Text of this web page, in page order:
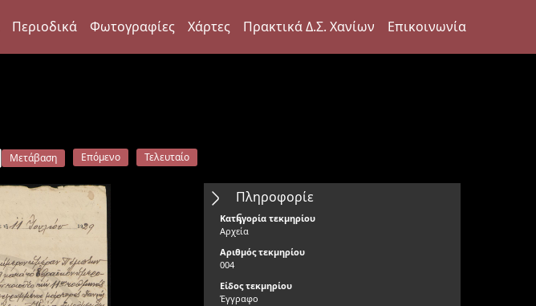
Περιοδικά Φωτογραφίες Χάρτες Πρακτικά Δ.Σ. Χανίων Επικοινωνία
Μετάβαση Επόμενο Τελευταίο
Πληροφορίε
ς
Κατηγορία τεκμηρίου
Αρχεία
Αριθμός τεκμηρίου
004
Είδος τεκμηρίου
Έγγραφο